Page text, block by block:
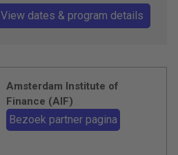
View dates & program details
Amsterdam Institute of
Finance (AIF)
Bezoek partner pagina